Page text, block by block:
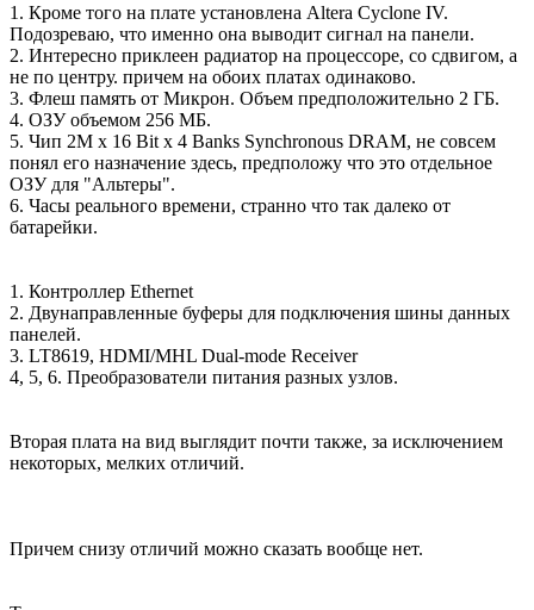
1. Кроме того на плате установлена Altera Cyclone IV.
Подозреваю, что именно она выводит сигнал на панели.
2. Интересно приклеен радиатор на процессоре, со сдвигом, а
не по центру. причем на обоих платах одинаково.
3. Флеш память от Микрон. Объем предположительно 2 ГБ.
4. ОЗУ объемом 256 МБ.
5. Чип 2M x 16 Bit x 4 Banks Synchronous DRAM, не совсем
понял его назначение здесь, предположу что это отдельное
ОЗУ для "Альтеры".
6. Часы реального времени, странно что так далеко от
батарейки.
1. Контроллер Ethernet
2. Двунаправленные буферы для подключения шины данных
панелей.
3. LT8619, HDMI/MHL Dual-mode Receiver
4, 5, 6. Преобразователи питания разных узлов.
Вторая плата на вид выглядит почти также, за исключением
некоторых, мелких отличий.
Причем снизу отличий можно сказать вообще нет.